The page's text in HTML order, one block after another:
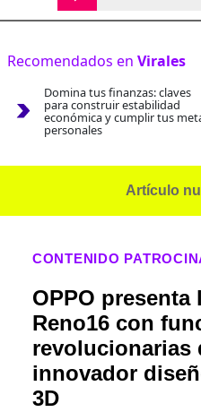
Recomendados en Virales
Domina tus finanzas: claves
para construir estabilidad
económica y cumplir tus
personales
Artículo
CONTENIDO
OPPO presenta
Reno16 con
revolucionarias
innovador
3D